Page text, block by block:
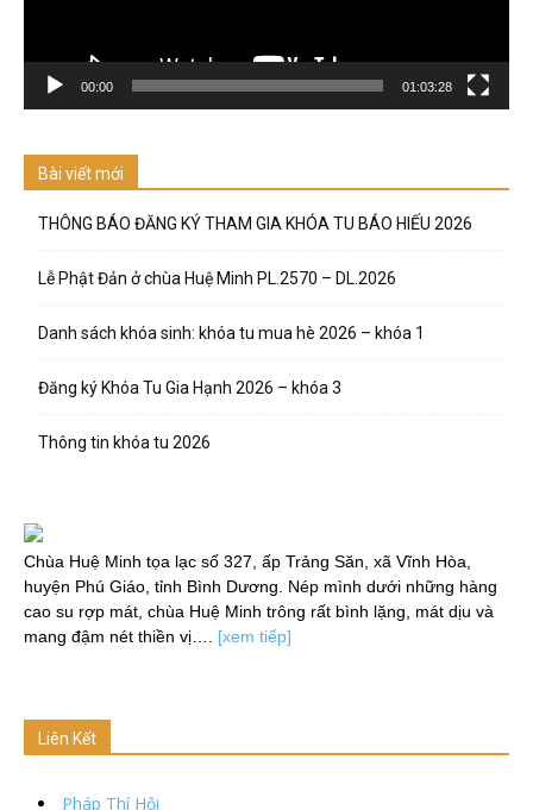
00:00 01:03:28
Bài viết mới
THÔNG BÁO ĐĂNG KÝ THAM GIA KHÓA TU BÁO HIẾU 2026
Lễ Phật Đản ở chùa Huệ Minh PL.2570 – DL.2026
Danh sách khóa sinh: khóa tu mua hè 2026 – khóa 1
Đăng ký Khóa Tu Gia Hạnh 2026 – khóa 3
Thông tin khóa tu 2026
Chùa Huệ Minh tọa lạc số 327, ấp Trảng Săn, xã Vĩnh Hòa,
huyện Phú Giáo, tỉnh Bình Dương. Nép mình dưới những hàng
cao su rợp mát, chùa Huệ Minh trông rất bình lặng, mát dịu và
mang đậm nét thiền vị…. [xem tiếp]
Liên Kết
Pháp Thí Hội